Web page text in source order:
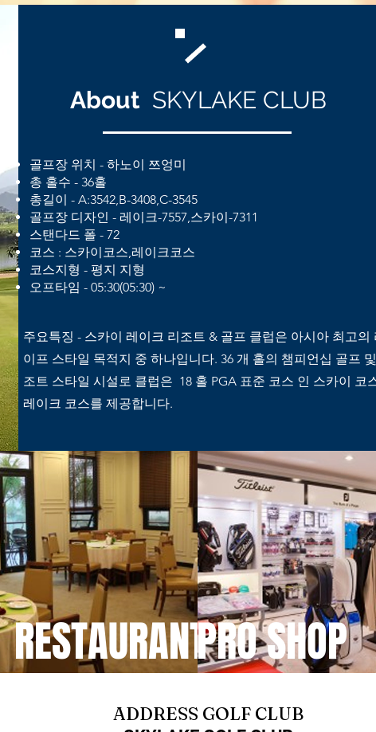
About SKYLAKE CLUB
골프장 위치 - 하노이 쯔엉미
총 홀수 - 36홀
총길이 - A:3542,B-3408,C-3545
골프장 디자인 - 레이크-7557,스카이-7311
스탠다드 폴 - 72
코스 : 스카이코스,레이크코스
코스지형 - 평지 지형
​오프타임 - 05:30(05:30) ~
주요특징 - 스카이 레이크 리조트 & 골프 클럽은 아시아 최고의
이프 스타일 목적지 중 하나입니다. 36 개 홀의 챔피언십 골프
조트 스타일 시설로 클럽은 18 홀 PGA 표준 코스 인 스카이 코
레이크 코스를 제공합니다.
RESTAURANTPRO SHOP
ADDRESS GOLF CLUB